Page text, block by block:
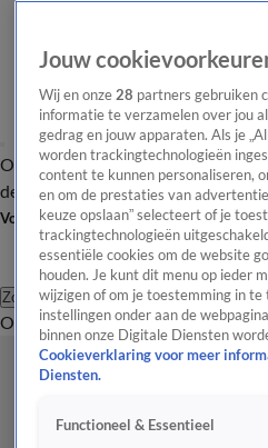
OverzichtAfleveringen Entertainment
de redactieNieuwsbrief
Volg Shownieuws
Zoeken
OverzichtEntertainment
Jouw
Wij en onze 28 partners gebruiken
informatie te verzamelen over jou
gedrag en jouw apparaten. Als je
worden trackingtechnologieën
content te kunnen personaliseren,
en om de prestaties van
keuze opslaan” selecteert of je
trackingtechnologieën
essentiële cookies om de website
houden. Je kunt dit menu op ieder
wijzigen of om je toestemming in
instellingen onder aan de
binnen onze Digitale Diensten
Cookieverklaring voor meer
Diensten.
Functioneel & Essentieel